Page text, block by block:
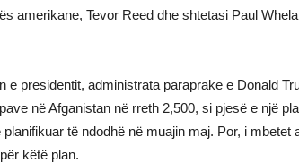
amerikane, Tevor Reed dhe shtetasi Paul
e presidentit, administrata paraprake e Donald
në Afganistan në rreth 2,500, si pjesë e një
të ndodhë në muajin maj. Por, i mbetet
këtë plan.